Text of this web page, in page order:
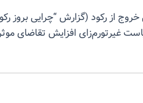
از رکود (گزارش “چرایی بروز
غیرتورم‌زای افزایش تقاضای